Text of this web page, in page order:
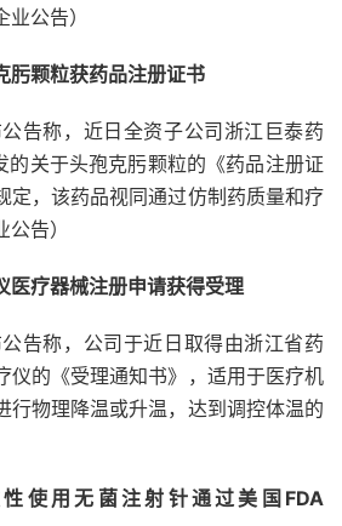
公告）
肟颗粒获药品注册证书
告称，近日全资子公司浙江巨泰药
的关于头孢克肟颗粒的《药品注册证
定，该药品视同通过仿制药质量和疗
告）
医疗器械注册申请获得受理
告称，公司于近日取得由浙江省药
仪的《受理通知书》，适用于医疗机
行物理降温或升温，达到调控体温的
使用无菌注射针通过美国FDA